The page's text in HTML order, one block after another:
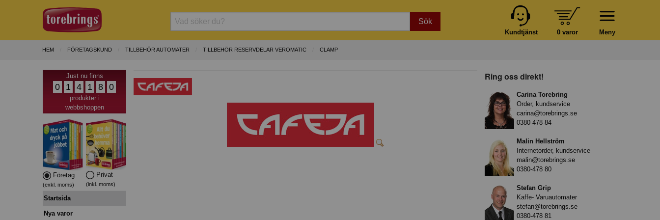
Sök
Meny
0 varor
Kundtjänst
HEM FÖRETAGSKUND TILLBEHÖR AUTOMATER TILLBEHÖR RESERVDELAR VEROMATIC CLAMP
Just nu finns
0 1 4 1 8 0
produkter i
webbshoppen
Företag
(exkl. moms)
Privat
(inkl. moms)
Startsida
Nya varor
Ring oss direkt!
Carina Torebring
Order, kundservice
carina@torebrings.se
0380-478 84
Malin Hellström
Internetorder, kundservice
malin@torebrings.se
0380-478 80
Stefan Grip
Kaffe- Varuautomater
stefan@torebrings.se
0380-478 81